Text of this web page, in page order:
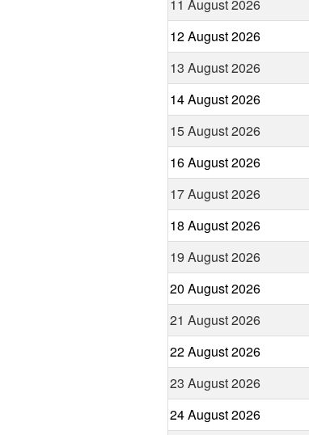
11 August 2026
12 August 2026
13 August 2026
14 August 2026
15 August 2026
16 August 2026
17 August 2026
18 August 2026
19 August 2026
20 August 2026
21 August 2026
22 August 2026
23 August 2026
24 August 2026